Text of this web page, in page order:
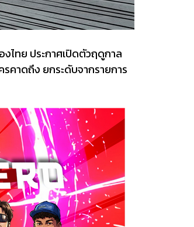
งไทย ประกาศเปิดตัวฤดูกาล
คาดถึง ยกระดับจากรายการ